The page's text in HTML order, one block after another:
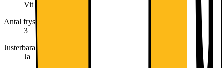
Vit
Antal fryslådor
3
Justerbara fötter
Ja